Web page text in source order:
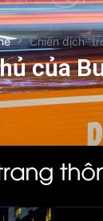
Chiến dịch
của